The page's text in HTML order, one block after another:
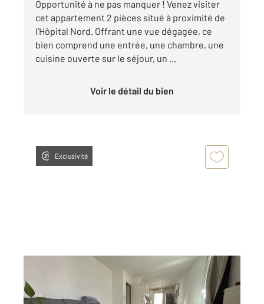
Opportunité à ne pas manquer ! Venez visiter
cet appartement 2 pièces situé à proximité de
l'Hôpital Nord. Offrant une vue dégagée, ce
bien comprend une entrée, une chambre, une
cuisine ouverte sur le séjour, un ...
Voir le détail du bien
Exclusivité
Ref : 12097